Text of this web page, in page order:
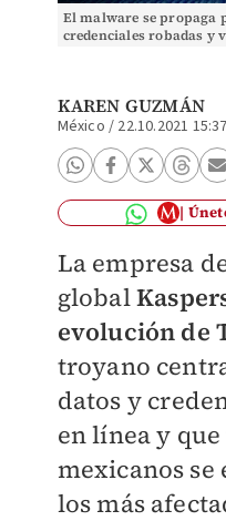
El malware se propaga
credenciales robadas y
KAREN GUZMÁN
México / 22.10.2021
La empresa
global
evolución de
troyano
datos y
en línea y
mexicanos
los más